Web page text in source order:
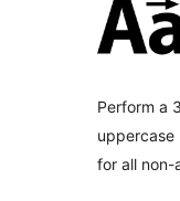
Perform a
uppercase
for all non-